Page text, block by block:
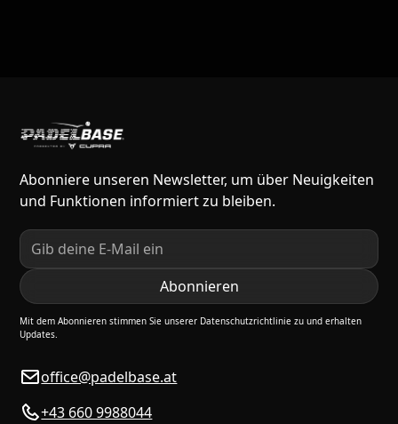
Abonniere unseren Newsletter, um über Neuigkeiten
und Funktionen informiert zu bleiben.
Mit dem Abonnieren stimmen Sie unserer Datenschutzrichtlinie zu und erhalten
Updates.
office@padelbase.at
+43 660 9988044